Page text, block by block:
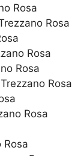
Rosa
Rosa
Rosa
Rosa
Trezzano Rosa
Rosa
Rosa